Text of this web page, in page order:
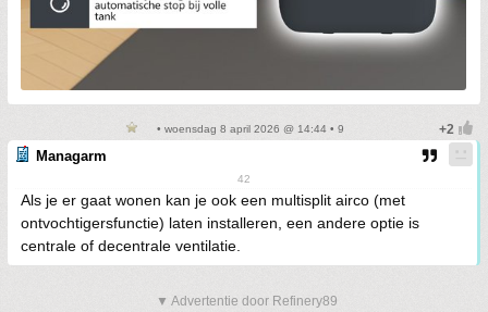
• woensdag 8 april 2026 @ 14:44 • 9
Managarm
42
Als je er gaat wonen kan je ook een multisplit airco (met
ontvochtigersfunctie) laten installeren, een andere optie is
centrale of decentrale ventilatie.
▼ Advertentie door Refinery89